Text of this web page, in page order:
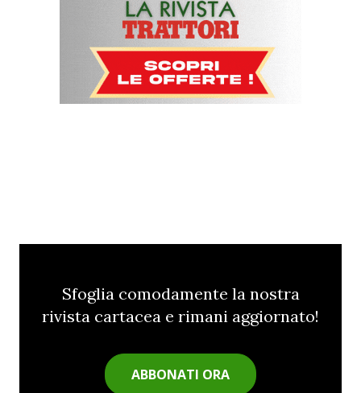
Sfoglia comodamente la nostra
rivista cartacea e rimani aggiornato!
ABBONATI ORA